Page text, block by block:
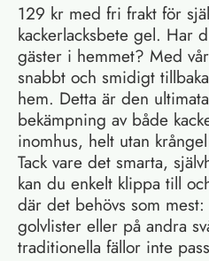
129 kr med fri frakt för
kackerlacksbete gel. Har
gäster i hemmet? Med
snabbt och smidigt
hem. Detta är den
bekämpning av både
inomhus, helt utan
Tack vare det smarta,
kan du enkelt klippa till
där det behövs som
golvlister eller på andra
traditionella fällor inte